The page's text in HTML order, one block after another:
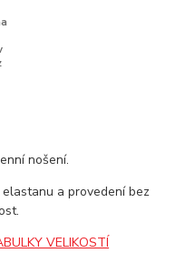
nošení.
elastanu a provedení bez
VELIKOSTÍ